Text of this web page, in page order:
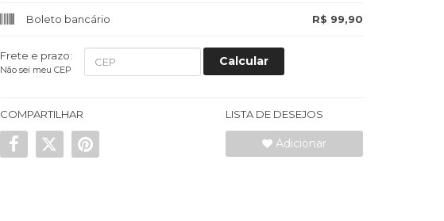
Boleto bancário R$ 99,90
Frete e prazo:
Não sei meu CEP
Calcular
COMPARTILHAR LISTA DE DESEJOS
Adicionar